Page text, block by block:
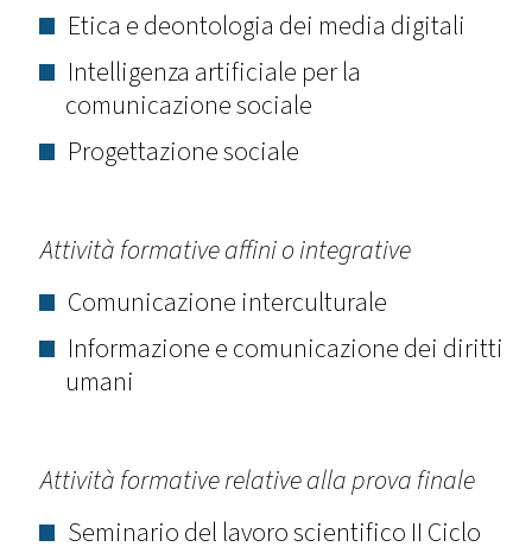
Etica e deontologia dei media digitali
Intelligenza artificiale per la
comunicazione sociale
Progettazione sociale
Attività formative affini o integrative
Comunicazione interculturale
Informazione e comunicazione dei diritti
umani
Attività formative relative alla prova finale
Seminario del lavoro scientifico II Ciclo